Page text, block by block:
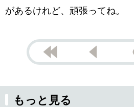
があるけれど、頑張ってね。
もっと見る